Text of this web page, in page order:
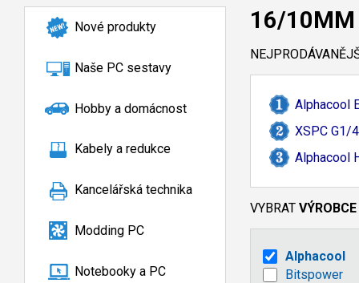
Nové produkty
Naše PC sestavy
Hobby a domácnost
Kabely a redukce
Kancelářská technika
Modding PC
Notebooky a PC
16/10MM
Alphacool
XSPC G1/
Alphacool
VYBRAT VÝROBCE
Alphacool
Bitspower